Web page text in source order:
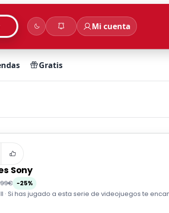
Mi cuenta
Gratis
Sony
-25%
II · Si has jugado a esta serie de videojuegos te